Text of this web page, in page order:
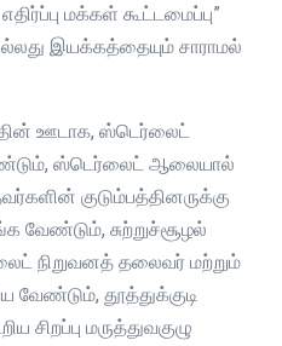
மக்கள் கூட்டமைப்பு”
இயக்கத்தையும் சாராமல்
ஊடாக, ஸ்டெர்லைட்
ஸ்டெர்லைட் ஆலையால்
குடும்பத்தினருக்கு
வேண்டும், சுற்றுச்சூழல்
நிறுவனத் தலைவர் மற்றும்
வேண்டும், தூத்துக்குடி
மருத்துவகுழு